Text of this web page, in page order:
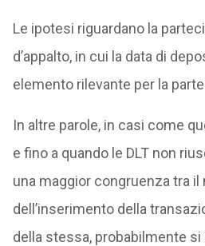
Le ipotesi riguardano la
d’appalto, in cui la data di
elemento rilevante per la
In altre parole, in casi come
e fino a quando le DLT non
una maggior congruenza tra
dell’inserimento della
della stessa, probabilmente